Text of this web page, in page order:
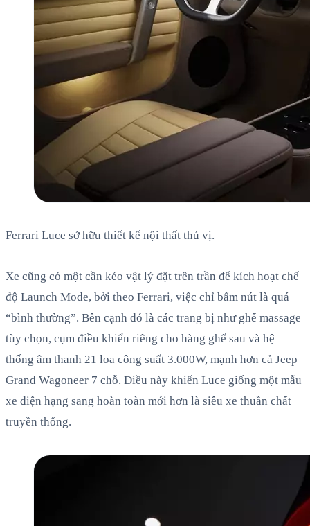
Ferrari Luce sở hữu thiết kế nội thất thú vị.
Xe cũng có một cần kéo vật lý đặt trên trần để kích hoạt chế
độ Launch Mode, bởi theo Ferrari, việc chỉ bấm nút là quá
“bình thường”. Bên cạnh đó là các trang bị như ghế massage
tùy chọn, cụm điều khiển riêng cho hàng ghế sau và hệ
thống âm thanh 21 loa công suất 3.000W, mạnh hơn cả Jeep
Grand Wagoneer 7 chỗ. Điều này khiến Luce giống một mẫu
xe điện hạng sang hoàn toàn mới hơn là siêu xe thuần chất
truyền thống.